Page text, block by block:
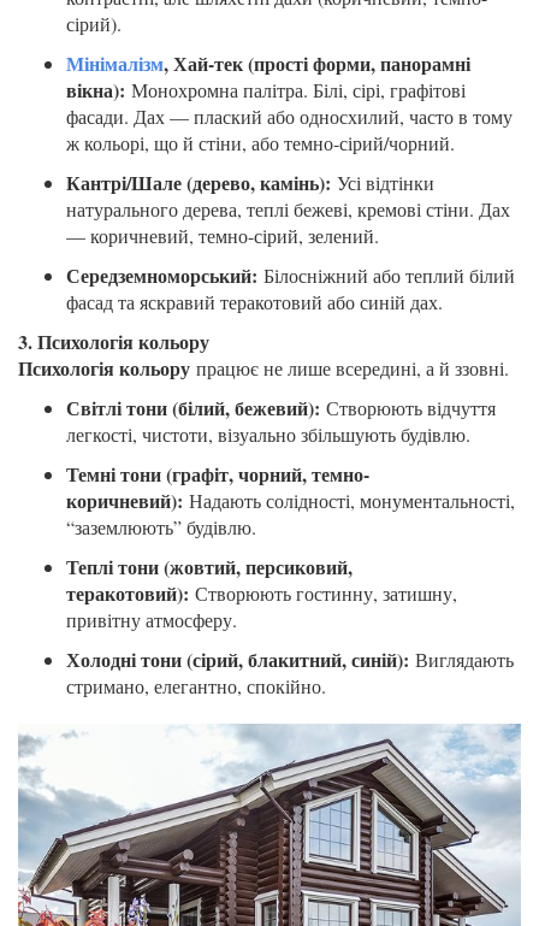
сірий).
Мінімалізм,Хай-тек (прості форми, панорамні
вікна): Монохромна палітра. Білі, сірі, графітові
фасади. Дах — плаский або односхилий, часто в тому
ж кольорі, що й стіни, або темно-сірий/чорний.
Кантрі/Шале (дерево, камінь): Усі відтінки
натурального дерева, теплі бежеві, кремові стіни. Дах
— коричневий, темно-сірий, зелений.
Середземноморський: Білосніжний або теплий білий
фасад та яскравий теракотовий або синій дах.
3. Психологія кольору
Психологія кольору працює не лише всередині, а й ззовні.
Світлі тони (білий, бежевий): Створюють відчуття
легкості, чистоти, візуально збільшують будівлю.
Темні тони (графіт, чорний, темно-
коричневий): Надають солідності, монументальності,
“заземлюють” будівлю.
Теплі тони (жовтий, персиковий,
теракотовий): Створюють гостинну, затишну,
привітну атмосферу.
Холодні тони (сірий, блакитний, синій): Виглядають
стримано, елегантно, спокійно.